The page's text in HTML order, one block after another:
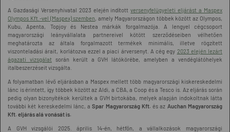
A Gazdasági Versenyhivatal 2023 elején indítottversenyfelügyeleti eljárást a Maspex
Olympos Kft.-vel (Maspex) szemben, amely Magyarországon többek között az Olympos,
Kubu, Apenta, Topjoy és Nestea márkák forgalmazója. A lengyel cégcsoport
magyarországi leányvállalata partnereivel kötött szerződéseiben vélhetően
meghatározta az általa forgalmazott termékek minimális, illetve rögzített
viszonteladási árait, korlátozva ezzel a piaci árversenyt. A cég egy 2023 elején lezárt
ágazati vizsgálatsorán került a GVH látókörébe, amelyben a vendéglátóhelyek
italbeszerzéseit vizsgálta.
A folyamatban lévő eljárásban a Maspex mellett több magyarországi kiskereskedelmi
lánc is érintett, így többek között az Aldi, a CBA, a Coop és a Tesco is. Az eljárás során
pedig olyan bizonyítékok kerültek a GVH birtokába, melyek alapján indokoltnak látta
további két kereskedelmi lánc, aSpar Magyarország Kft. és az Auchan Magyarország
Kft. eljárás alá vonását is.
A GVH vizsgálói 2025. április 14-én, hétfőn, a vállalkozások magyarországi